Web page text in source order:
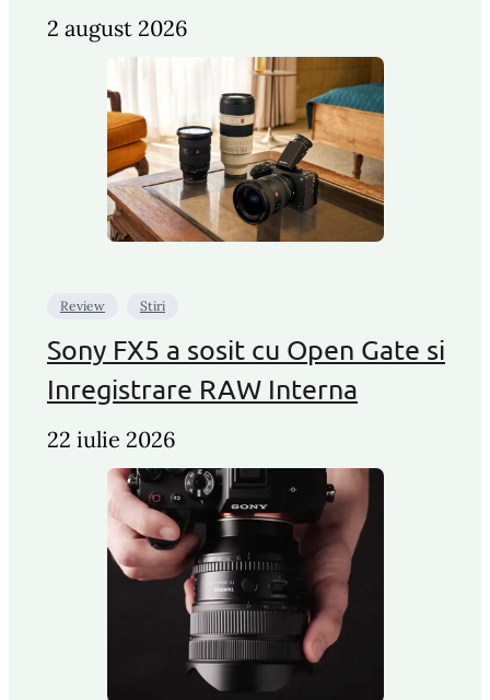
2 august 2026
Review Stiri
Sony FX5 a sosit cu Open Gate si
Inregistrare RAW Interna
22 iulie 2026